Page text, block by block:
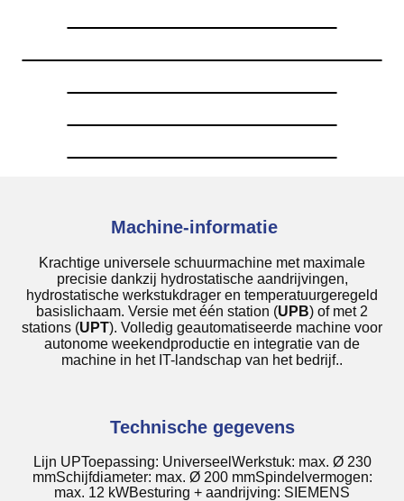
Machine-informatie
Krachtige universele schuurmachine met maximale
precisie dankzij hydrostatische aandrijvingen,
hydrostatische werkstukdrager en temperatuurgeregeld
basislichaam. Versie met één station (UPB) of met 2
stations (UPT). Volledig geautomatiseerde machine voor
autonome weekendproductie en integratie van de
machine in het IT-landschap van het bedrijf..
Technische gegevens
Lijn UPToepassing: Universeel Werkstuk: max. Ø 230
mmSchijfdiameter: max. Ø 200 mmSpindelvermogen:
max. 12 kWBesturing + aandrijving: SIEMENS